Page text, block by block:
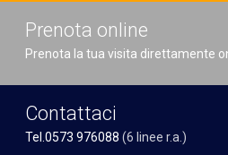
Prenota online
Prenota la tua visita direttamente
Contattaci
Tel.0573 976088 (6 linee r.a.)